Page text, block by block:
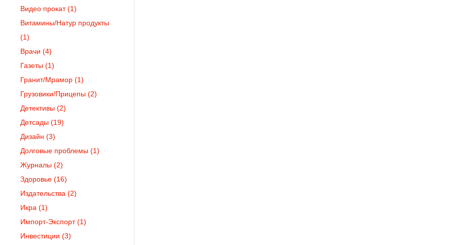
Видео прокат(1)
Витамины/Натур продукты
(1)
Врачи (4)
Газеты (1)
Гранит/Мрамор (1)
Грузовики/Прицепы (2)
Детективы (2)
Детсады (19)
Дизайн (3)
Долговые проблемы (1)
Журналы (2)
Здоровье (16)
Издательства (2)
Икра (1)
Импорт-Экспорт(1)
Инвестиции (3)